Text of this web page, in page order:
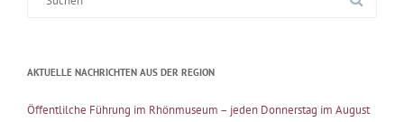
AKTUELLE NACHRICHTEN AUS DER REGION
Öffentlilche Führung im Rhönmuseum – jeden Donnerstag im August